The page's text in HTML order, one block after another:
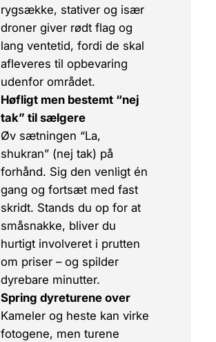
rygsække, stativer og især
droner giver rødt flag og
lang ventetid, fordi de skal
afleveres til opbevaring
udenfor området.
Høfligt men bestemt “nej
tak” til sælgere
Øv sætningen “La,
shukran” (nej tak) på
forhånd. Sig den venligt én
gang og fortsæt med fast
skridt. Stands du op for at
småsnakke, bliver du
hurtigt involveret i prutten
om priser – og spilder
dyrebare minutter.
Spring dyreturene over
Kameler og heste kan virke
fotogene, men turene